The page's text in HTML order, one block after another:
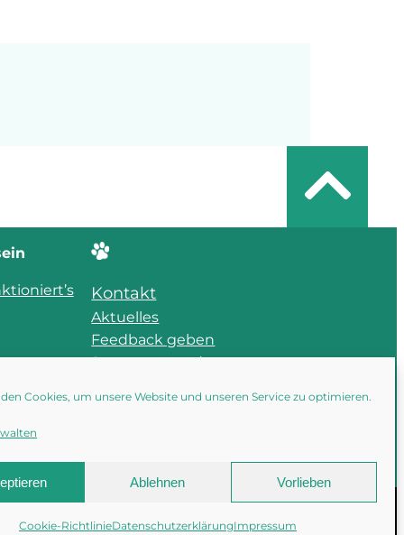
Cookies, um unsere Website und unseren Service zu optimieren.
Ablehnen Vorlieben
Cookie-RichtlinieDatenschutzerklärungImpressum
Kontakt
Aktuelles
Feedback geben
Sponsoren und
InstagramFacebook YouTube